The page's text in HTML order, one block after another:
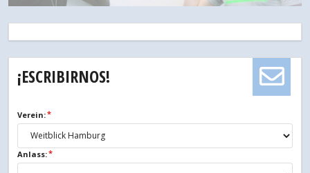
¡ESCRIBIRNOS!
Verein:
Anlass: